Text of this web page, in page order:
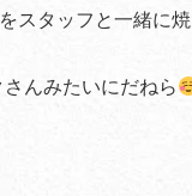
スタッフと一緒に焼
んみたいにだねら